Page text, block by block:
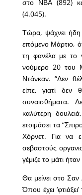
στο ΝΒΑ (892)
(4.045).
Τώρα, ψάχνει ήδη
επόμενο Μάρτιο,
τη φανέλα με το
νούμερο 20 του
Ντάνκαν. “Δεν
είπε, γιατί δεν
συναισθήματα.
καλύτερη
ετοιμάσει τα
Χόρνετ. Για να
σεβαστούς
γέμιζε το μάτι
Θα μείνει στο Σαν
Όπου έχει